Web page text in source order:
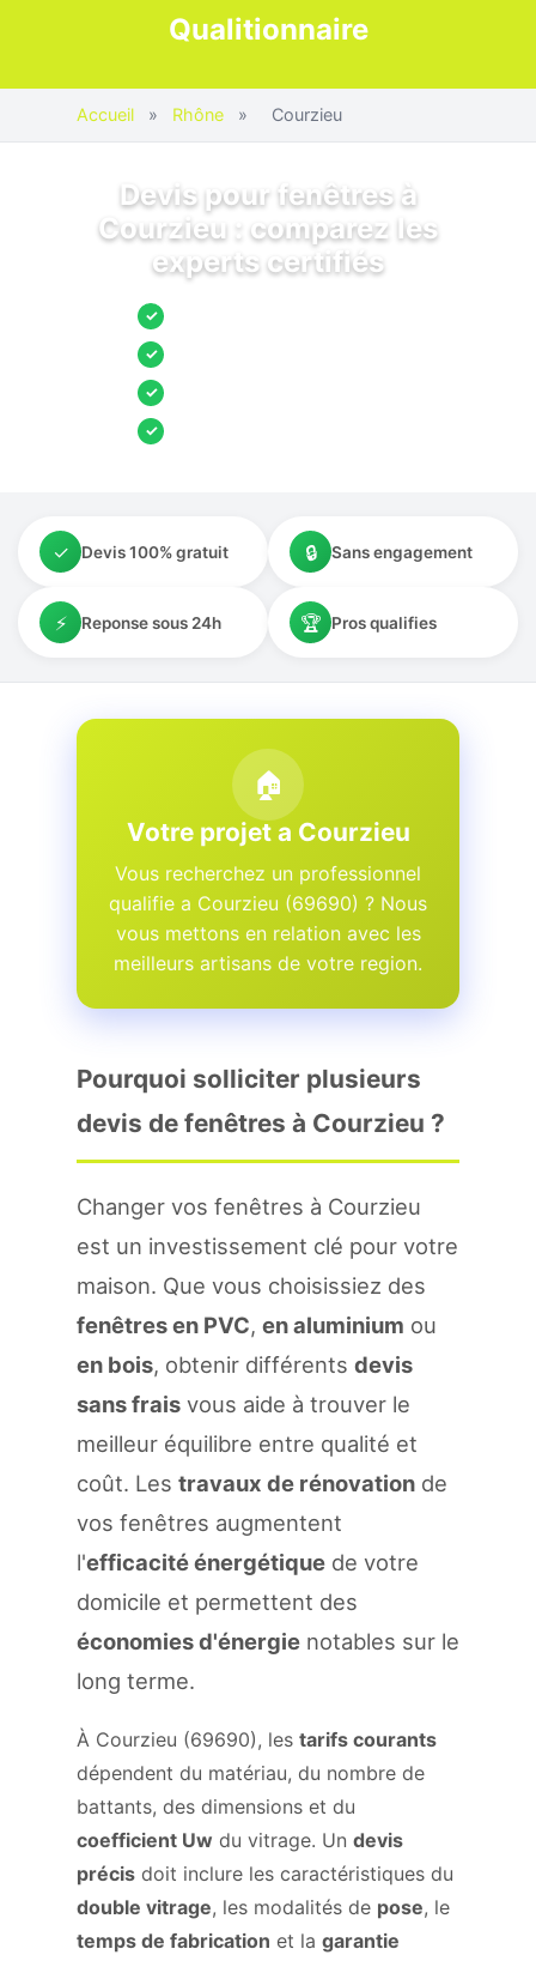
Qualitionnaire
Accueil » Rhône » Courzieu
Devis pour fenêtres à
Courzieu : comparez les
experts certifiés
✓
✓
✓
✓
✓ Devis 100% gratuit 🔒 Sans engagement
⚡ Reponse sous 24h 🏆 Pros qualifies
🏠
Votre projet a Courzieu
Vous recherchez un professionnel
qualifie a Courzieu (69690) ? Nous
vous mettons en relation avec les
meilleurs artisans de votre region.
Pourquoi solliciter plusieurs
devis de fenêtres à Courzieu ?
Changer vos fenêtres à Courzieu
est un investissement clé pour votre
maison. Que vous choisissiez des
fenêtres en PVC, en aluminium ou
en bois, obtenir différents devis
sans frais vous aide à trouver le
meilleur équilibre entre qualité et
coût. Les travaux de rénovation de
vos fenêtres augmentent
l'efficacité énergétique de votre
domicile et permettent des
économies d'énergie notables sur le
long terme.
À Courzieu (69690), les tarifs courants
dépendent du matériau, du nombre de
battants, des dimensions et du
coefficient Uw du vitrage. Un devis
précis doit inclure les caractéristiques du
double vitrage, les modalités de pose, le
temps de fabrication et la garantie